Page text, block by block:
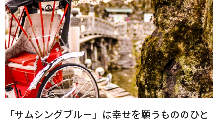
「サムシングブルー」は幸せを願うもののひと